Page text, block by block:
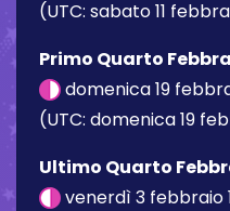
(UTC: sabato 11
Primo Quarto
domenica 19
(UTC: domenica 19
Ultimo Quarto
venerdì 3 febbraio